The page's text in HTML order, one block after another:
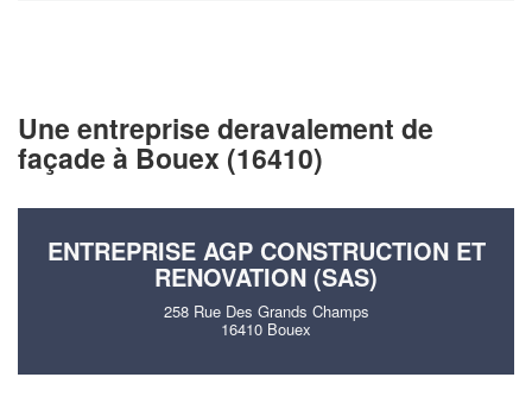
Une entreprise deravalement de
façade à Bouex (16410)
ENTREPRISE AGP CONSTRUCTION ET
RENOVATION (SAS)
258 Rue Des Grands Champs
16410 Bouex
Augmentez votrechiffre
vosmarges
En savoir plus